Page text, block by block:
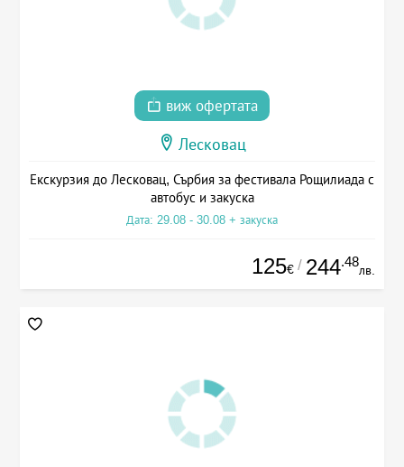
виж офертата
Лесковац
Екскурзия до Лесковац, Сърбия за фестивала Рощилиада с
автобус и закуска
Дата: 29.08 - 30.08 + закуска
125€ / 244.48
лв.